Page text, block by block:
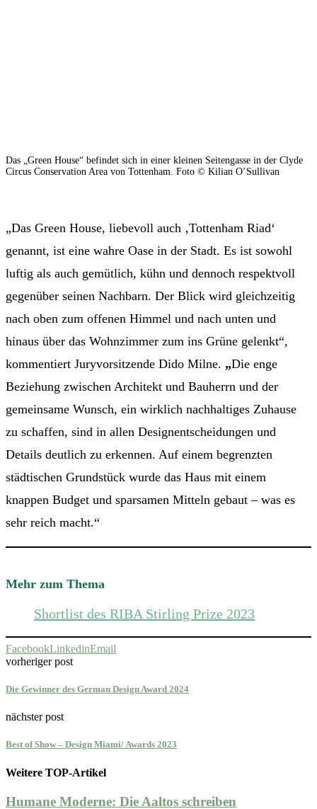
Das „Green House“ befindet sich in einer kleinen Seitengasse in der Clyde
Circus Conservation Area von Tottenham. Foto © Kilian O’Sullivan
„Das Green House, liebevoll auch ‚Tottenham Riad‘
genannt, ist eine wahre Oase in der Stadt. Es ist sowohl
luftig als auch gemütlich, kühn und dennoch respektvoll
gegenüber seinen Nachbarn. Der Blick wird gleichzeitig
nach oben zum offenen Himmel und nach unten und
hinaus über das Wohnzimmer zum ins Grüne gelenkt“,
kommentiert Juryvorsitzende Dido Milne. „Die enge
Beziehung zwischen Architekt und Bauherrn und der
gemeinsame Wunsch, ein wirklich nachhaltiges Zuhause
zu schaffen, sind in allen Designentscheidungen und
Details deutlich zu erkennen. Auf einem begrenzten
städtischen Grundstück wurde das Haus mit einem
knappen Budget und sparsamen Mitteln gebaut – was es
sehr reich macht.“
Mehr zum Thema
Shortlist des RIBA Stirling Prize 2023
FacebookLinkedinEmail
vorheriger post
Die Gewinner des German Design Award 2024
nächster post
Best of Show – Design Miami/ Awards 2023
Weitere TOP-Artikel
Humane Moderne: Die Aaltos schreiben